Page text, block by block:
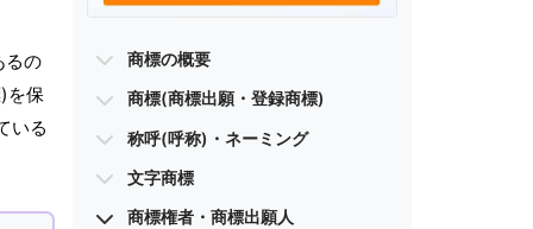
るの
を保
いる
商標の概要
商標(商標出願・登録商標)
称呼(呼称)・ネーミング
文字商標
商標権者・商標出願人